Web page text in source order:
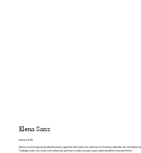
Elena Sanz
Events & PR
Elena se encarga de la planificación y gestión de todos los eventos en Creatiq, además de coordinar
Trabaja codo con codo con todos los partners y marcas para que cada momento sea perfecto.